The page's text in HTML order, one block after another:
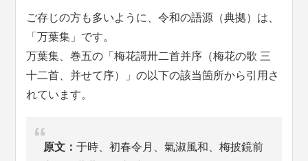
ご存じの方も多いように、令和の語源（典拠）は、
「万葉集」です。
万葉集、巻五の「梅花謌卅二首并序（梅花の歌 三
十二首、并せて序）」の以下の該当箇所から引用さ
れています。
原文：于時、初春令月、氣淑風和、梅披鏡前